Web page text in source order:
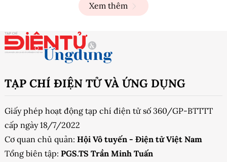
Xem thêm
TẠP CHÍ ĐIỆN TỬ VÀ ỨNG DỤNG
Giấy phép hoạt động tạp chí điện tử số 360/GP-BTTTT
cấp ngày 18/7/2022
Cơ quan chủ quản: Hội Vô tuyến - Điện tử Việt Nam
Tổng biên tập: PGS.TS Trần Minh Tuấn